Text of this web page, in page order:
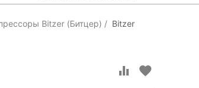
Bitzer (Битцер)
Bitzer